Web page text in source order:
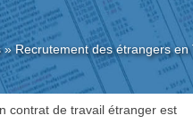
»Recrutement des étrangers en
contrat de travail étranger est